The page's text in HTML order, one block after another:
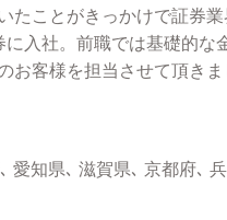
たことがきっかけで証券
に入社。前職では基礎的な
お客様を担当させて頂き
転じた後、現在の代表の山
ペレグリン・ウェルス・
好きではなく、日々の会
ると考えております。結果
愛知県､ 滋賀県､ 京都府､